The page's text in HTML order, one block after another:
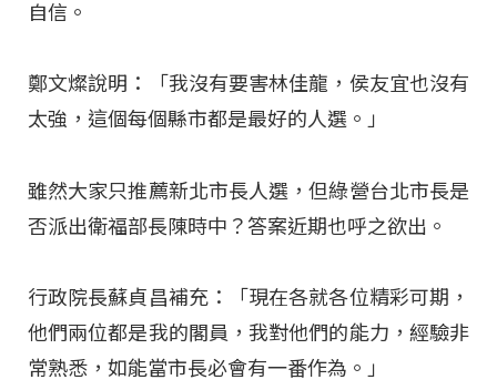
自信。
鄭文燦說明：「我沒有要害林佳龍，侯友宜也沒有
太強，這個每個縣市都是最好的人選。」
雖然大家只推薦新北市長人選，但綠營台北市長是
否派出衛福部長陳時中？答案近期也呼之欲出。
行政院長蘇貞昌補充：「現在各就各位精彩可期，
他們兩位都是我的閣員，我對他們的能力，經驗非
常熟悉，如能當市長必會有一番作為。」